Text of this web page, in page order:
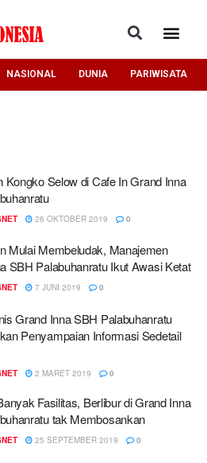
NASIONAL DUNIA PARIWISATA
Kongko Selow di Cafe In Grand Inna
26 OKTOBER 2019 0
Mulai Membeludak, Manajemen
SBH Palabuhanratu Ikut Awasi Ketat
7 JUNI 2019 0
Grand Inna SBH Palabuhanratu
Penyampaian Informasi Sedetail
2 MARET 2019 0
Fasilitas, Berlibur di Grand Inna
tak Membosankan
25 SEPTEMBER 2019 0